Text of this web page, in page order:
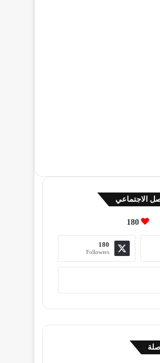
الاجتماعي
180
180
Followers